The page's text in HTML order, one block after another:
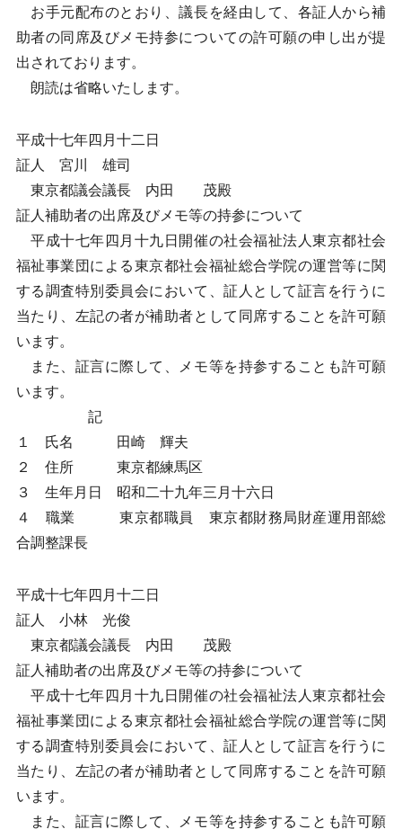
お手元配布のとおり、議長を経由して、各証人から補
助者の同席及びメモ持参についての許可願の申し出が提
出されております。
朗読は省略いたします。
平成十七年四月十二日
証人 宮川 雄司
東京都議会議長 内田 茂殿
証人補助者の出席及びメモ等の持参について
平成十七年四月十九日開催の社会福祉法人東京都社会
福祉事業団による東京都社会福祉総合学院の運営等に関
する調査特別委員会において、証人として証言を行うに
当たり、左記の者が補助者として同席することを許可願
います。
また、証言に際して、メモ等を持参することも許可願
います。
記
１ 氏名 田崎 輝夫
２ 住所 東京都練馬区
３ 生年月日 昭和二十九年三月十六日
４ 職業 東京都職員 東京都財務局財産運用部総
合調整課長
平成十七年四月十二日
証人 小林 光俊
東京都議会議長 内田 茂殿
証人補助者の出席及びメモ等の持参について
平成十七年四月十九日開催の社会福祉法人東京都社会
福祉事業団による東京都社会福祉総合学院の運営等に関
する調査特別委員会において、証人として証言を行うに
当たり、左記の者が補助者として同席することを許可願
います。
また、証言に際して、メモ等を持参することも許可願